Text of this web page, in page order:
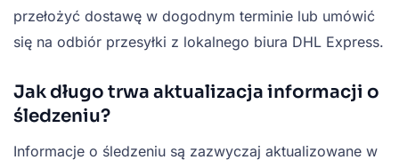
przełożyć dostawę w dogodnym terminie lub umówić
się na odbiór przesyłki z lokalnego biura DHL Express.
Jak długo trwa aktualizacja informacji o
śledzeniu?
Informacje o śledzeniu są zazwyczaj aktualizowane w